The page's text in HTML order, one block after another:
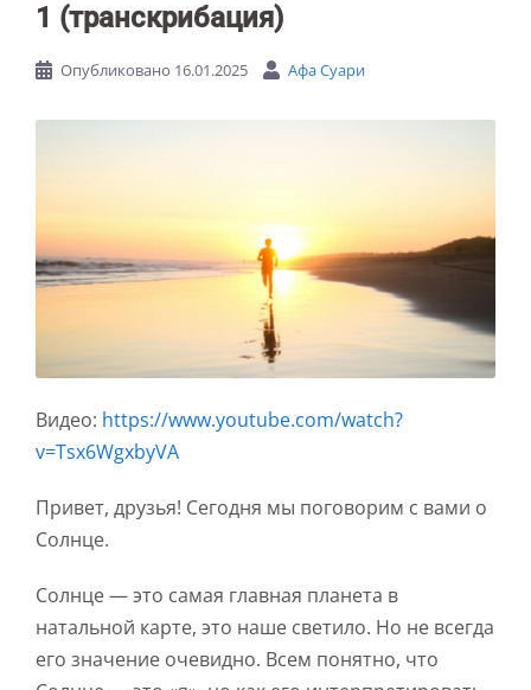
1 (транскрибация)
Опубликовано 16.01.2025 Афа Суари
Видео: https://www.youtube.com/watch?
v=Tsx6WgxbyVA
Привет, друзья! Сегодня мы поговорим с вами о
Солнце.
Солнце — это самая главная планета в
натальной карте, это наше светило. Но не всегда
его значение очевидно. Всем понятно, что